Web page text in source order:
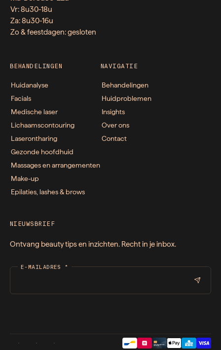
Vr: 8u30-18u
Za: 8u30-16u
Zo & feestdagen: gesloten
BEHANDELINGEN
Huidanalyse
Facials
Medische laser
Lichaamscontouring
Laserontharing
Gezonde hoofdhuid
Massages en arrangementen
Make-up
Epilaties, lashes & brows
NAVIGATIE
Behandelingen
Huidproblemen
Insights
Over ons
Contact
NIEUWSBRIEF
Ontvang beauty tips en inzichten. Recht in je inbox.
E-MAILADRES *